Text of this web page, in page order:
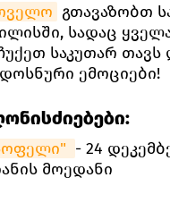
გთავაზობთ
სადაც
საკუთარ თავს
ემოციები!
- 24
მოედანი